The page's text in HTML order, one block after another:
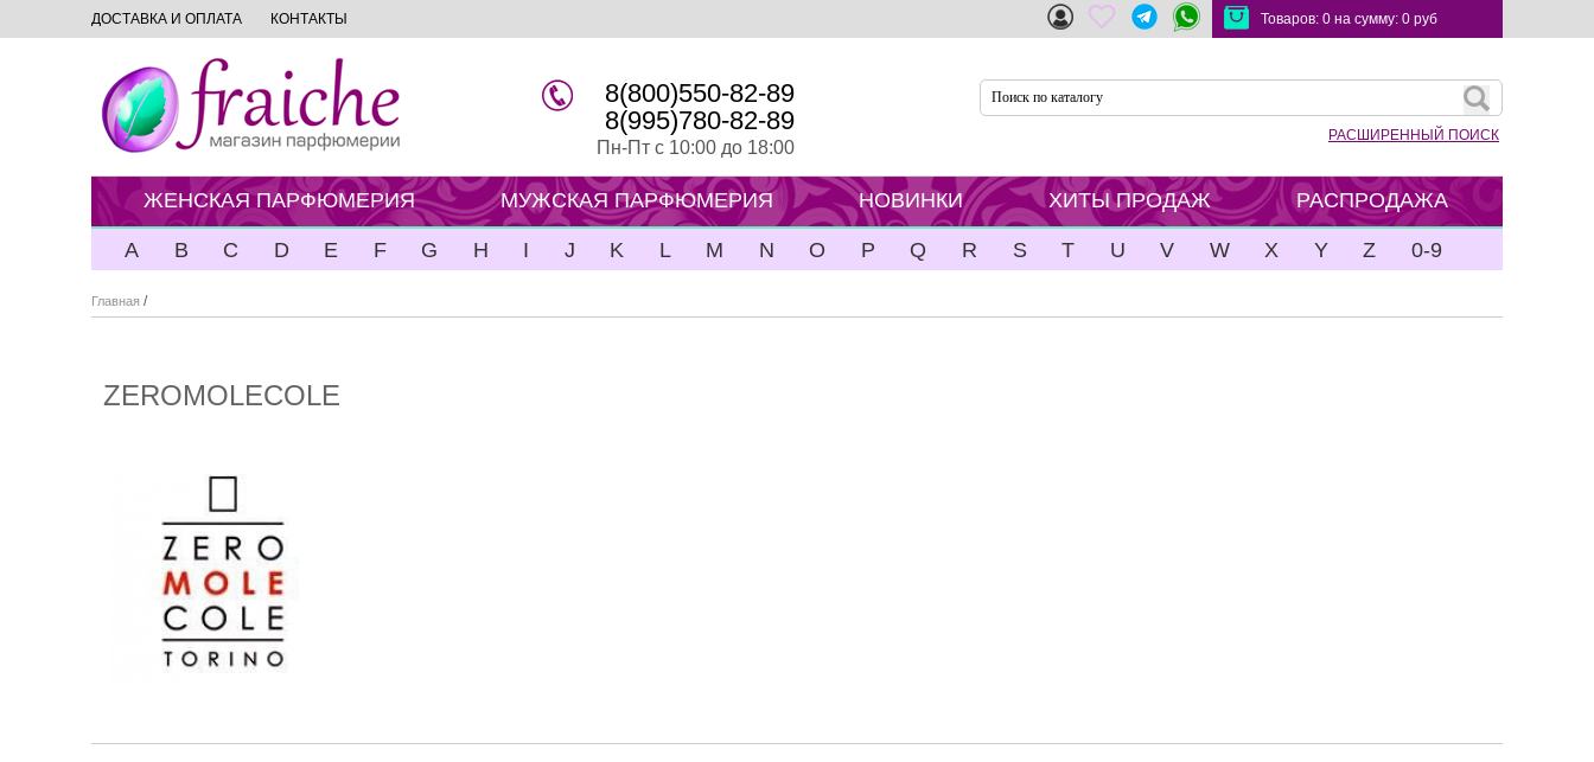
ДОСТАВКА И ОПЛАТА КОНТАКТЫ Товаров: 0 на сумму: 0 руб
8(800)550-82-89
8(995)780-82-89
Пн-Пт с 10:00 до 18:00
РАСШИРЕННЫЙ ПОИСК
ЖЕНСКАЯ ПАРФЮМЕРИЯ МУЖСКАЯ ПАРФЮМЕРИЯ НОВИНКИ ХИТЫ ПРОДАЖ РАСПРОДАЖА
A B C D E F G H I J K L M N O P Q R S T U V W X Y Z 0-9
Главная /
ZEROMOLECOLE